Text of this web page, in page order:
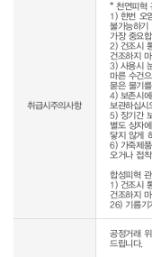
취급시주의사항
* 천연피혁
1) 한번 오
불가능하기
가장 중요합
2) 건조시
건조하지 마
3) 사용시
마른 수건
묻은 물기
4) 보존시
보관하십시
5) 장기간
별도 상자
닿지 않게
6) 가죽제
오거나 접
합성피혁
1) 건조시
건조하지 마
26) 기름기
공정거래
드립니다.